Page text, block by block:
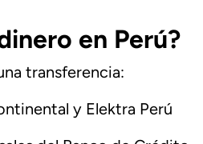
en Perú?
transferencia:
y Elektra Perú